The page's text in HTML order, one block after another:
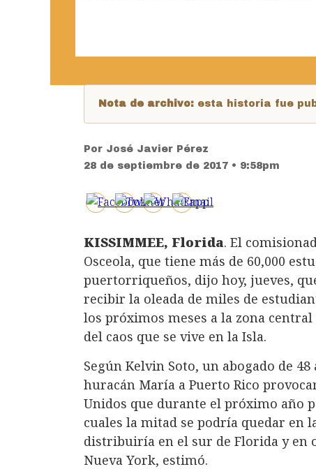
Nota de archivo: esta historia fue
Por José Javier Pérez
28 de septiembre de 2017 • 9:58pm
KISSIMMEE, Florida. El
Osceola, que tiene más de 60,000
puertorriqueños, dijo hoy, jueves,
recibir la oleada de miles de
los próximos meses a la zona
del caos que se vive en la Isla.
Según Kelvin Soto, un abogado de
huracán María a Puerto Rico
Unidos que durante el próximo año
cuales la mitad se podría quedar en
distribuiría en el sur de Florida y en
Nueva York, estimó.